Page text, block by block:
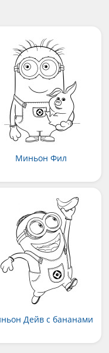
Миньон Фил
Дейв с бананами